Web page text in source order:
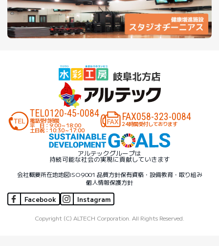
TEL0120-45-0084
電話受付時間
平 日：9:00～18:00
土日祝：10:30～17:00
FAX058-323-0084
24時間受付しております
アルテックグループは
持続可能な社会の実現に貢献していきます
会社概要所在地地図ISO9001 品質方針保有資格・設備教育・取り組み
個人情報保護方針
Facebook Instagram
Copyright (C) ALTECH Corporation. All Rights Reserved.